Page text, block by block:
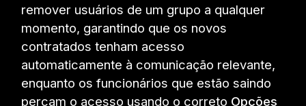
remover usuários de um grupo a qualquer
momento, garantindo que os novos
contratados tenham acesso
automaticamente à comunicação relevante,
enquanto os funcionários que estão saindo
percam o acesso usando o correto Opções